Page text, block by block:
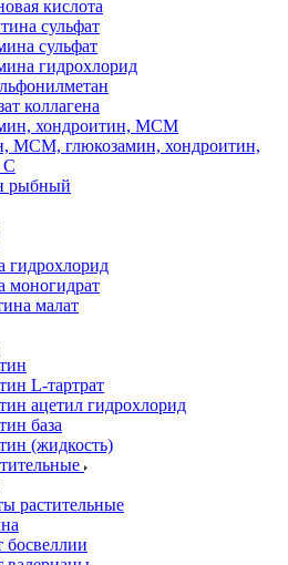
кислота
сульфат
сульфат
гидрохлорид
коллагена
хондроитин, МСМ
МСМ, глюкозамин, хондроитин,
С
рыбный
гидрохлорид
моногидрат
малат
L-тартрат
ацетил гидрохлорид
база
(жидкость)
растительные
босвеллии